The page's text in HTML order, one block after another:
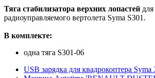
Тяга стабилизатора верхних лопастей для
радиоуправляемого вертолета Syma S301.
В комплекте:
одна тяга S301-06
USB зарядка для квадрокоптера